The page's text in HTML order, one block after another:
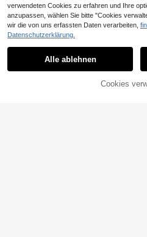
ZUM
verwendeten Cookies zu erfahren und Ihre
anzupassen, wählen Sie bitte "Cookies
wir die von uns erfassten Daten verarbeiten,
Datenschutzerklärung.
Alle ablehnen
Cookies